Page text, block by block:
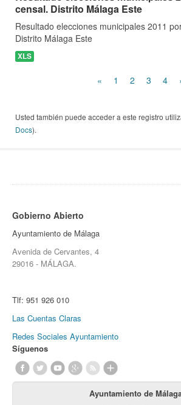
censal. Distrito Málaga Este
Resultado elecciones municipales 2011
Distrito Málaga Este
XLS
« 1 2 3 4
Usted también puede acceder a este registro
Docs).
Gobierno Abierto
Ayuntamiento de Málaga
Avenida de Cervantes, 4
29016 - MÁLAGA.
Tlf: 951 926 010
Las Cuentas Claras
Redes Sociales Ayuntamiento
Síguenos
Ayuntamiento de